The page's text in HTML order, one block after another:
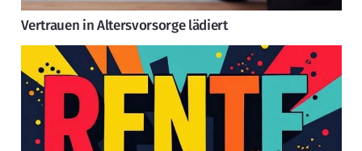
Vertrauen in Altersvorsorge lädiert